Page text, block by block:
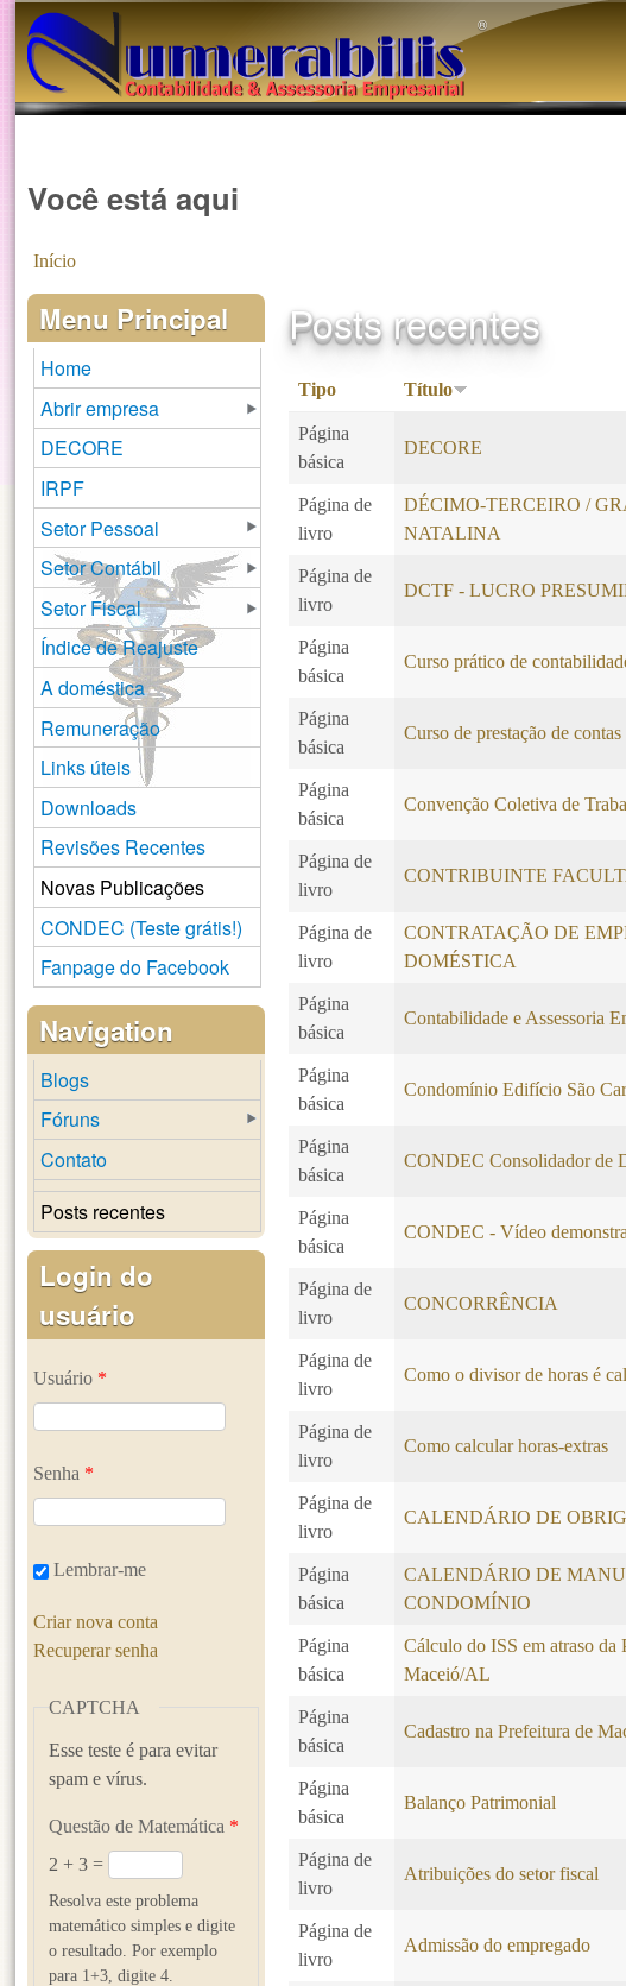
®️
Você está aqui
Início
Posts recentes
Tipo Título
Página
básica
DECORE
Página de
livro
DÉCIMO-TERCEIRO /
NATALINA
Página de
livro
DCTF - LUCRO
Página
básica
Curso prático de
Página
básica
Curso de prestação de
Página
básica
Convenção Coletiva de
Página de
livro
CONTRIBUINTE
Página de
livro
CONTRATAÇÃO DE
DOMÉSTICA
Página
básica
Contabilidade e Assessoria
Página
básica
Condomínio Edifício São
Página
básica
CONDEC Consolidador de
Página
básica
CONDEC - Vídeo
Página de
livro
CONCORRÊNCIA
Página de
livro
Como o divisor de horas é
Página de
livro
Como calcular horas-extras
Página de
livro
CALENDÁRIO DE
Página
básica
CALENDÁRIO DE
CONDOMÍNIO
Página
básica
Cálculo do ISS em atraso da
Maceió/AL
Página
básica
Cadastro na Prefeitura de
Página
básica
Balanço Patrimonial
Página de
livro
Atribuições do setor fiscal
Página de
livro
Admissão do empregado
Menu Principal
Home
Abrir empresa
DECORE
IRPF
Setor Pessoal
Setor Contábil
Setor Fiscal
Índice de Reajuste
A doméstica
Remuneração
Links úteis
Downloads
Revisões Recentes
Novas Publicações
CONDEC (Teste grátis!)
Fanpage do Facebook
Navigation
Blogs
Fóruns
Contato
Posts recentes
Login do
usuário
Usuário *
Senha *
Lembrar-me
Criar nova conta
Recuperar senha
CAPTCHA
Esse teste é para evitar
spam e vírus.
Questão de Matemática *
2 + 3 =
Resolva este problema
matemático simples e digite
o resultado. Por exemplo
para 1+3, digite 4.